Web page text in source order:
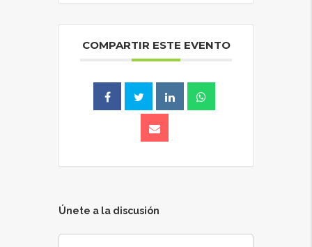
COMPARTIR ESTE EVENTO
Únete a la discusión